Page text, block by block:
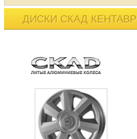
ДИСКИ СКАД КЕНТАВР